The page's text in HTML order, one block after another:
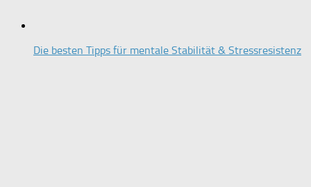
Die besten Tipps für mentale Stabilität & Stressresistenz